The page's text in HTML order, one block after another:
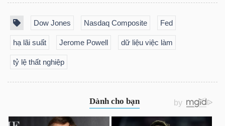
Dow Jones Nasdaq Composite Fed
hạ lãi suất Jerome Powell dữ liệu việc làm
tỷ lệ thất nghiệp
ĐẦU
TRUY
XUẤT